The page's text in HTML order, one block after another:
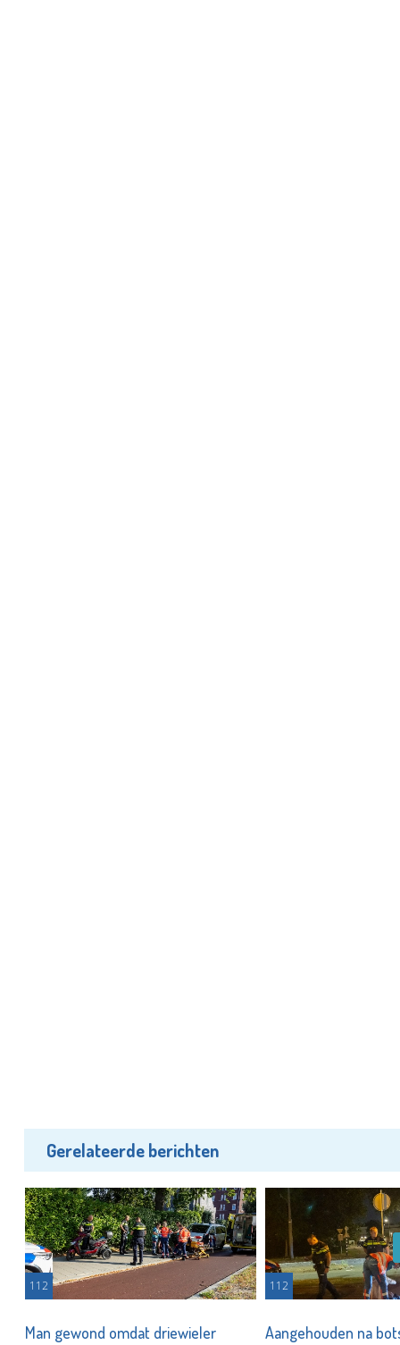
Gerelateerde berichten
112
Man gewond omdat driewieler
112
Aangehouden na